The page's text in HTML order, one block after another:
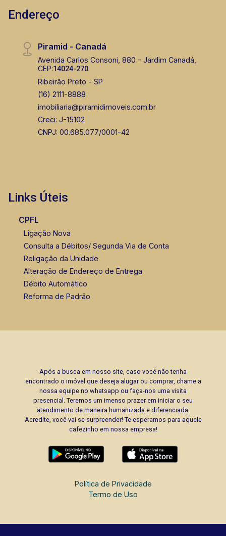
Endereço
Piramid - Canadá
Avenida Carlos Consoni, 880 - Jardim Canadá,
CEP:14024-270
Ribeirão Preto - SP
(16) 2111-8888
imobiliaria@piramidimoveis.com.br
Creci: J-15102
CNPJ: 00.685.077/0001-42
Links Úteis
CPFL
Ligação Nova
Consulta a Débitos/ Segunda Via de Conta
Religação da Unidade
Alteração de Endereço de Entrega
Débito Automático
Reforma de Padrão
Após a busca em nosso site, caso você não tenha
encontrado o imóvel que deseja alugar ou comprar, chame a
nossa equipe no whatsapp ou faça-nos uma visita
presencial. Teremos um imenso prazer em iniciar o seu
atendimento de maneira humanizada e diferenciada.
Acredite, você vai se surpreender! Te esperamos para aquele
cafezinho em nossa empresa!
Política de Privacidade
Termo de Uso